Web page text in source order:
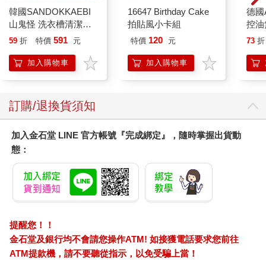
在非常時期碰到非常的節日，當時的日本與臺灣社會，仍舉
行各式各樣紀念活動，蔡海坪的內地視察團就是如此。一九四〇
年的《臺灣新民報》上就曾有不少其他團體的紀錄。這些團體除
了蔡海坪的內地視察團之外，多以「聖地參拜團」為名義前往日
本。
檔案、史料當中的蔡海坪
蔡海坪是一名商人，日治時期在大稻埕經商。有關他生平的
券系統」以及日本國會圖書館等資料庫的資料，得以拼湊出他的
生平。
蔡海坪於一八九一年五月六日出生於臺北，是一名活躍於大
稻埕的商人。根據《商工資產信用錄》的紀錄，一九二〇年代至
一九三〇年代，他先後在永樂町、太平町，販售各種日、西式日
常用品（和洋雜貨）。根據《商工資產信用錄》的紀載，蔡海坪
九四〇年太平公學校的教員薪水，一個月薪水的區間，大約是四
十圓至七十圓，由此可知蔡海坪的淨資產規模如何。
此外，値得注意的是，蔡海坪還是臺灣民眾黨的黨員，臺灣
韓國SANDOKKAEBI
山鬼怪 洗衣槽清潔劑
450公克-10包組
59 折 特價 591 元
加入購物車
16647 Birthday Cake
拍貼風小卡組
特價 120 元
加入購物車
德國
控
凝露
調
滋
73 折
訂購/退換貨須知
加入金石堂 LINE 官方帳號『完成綁定』，隨時掌握出貨動
態：
提醒您！！
金石堂及銀行均不會請您操作ATM! 如接獲電話要求您前往
ATM提款機，請不要聽從指示，以免受騙上當！